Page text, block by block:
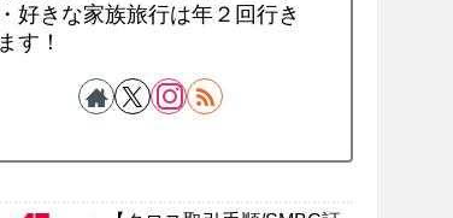
・好きな家族旅行は年２回行き
ます！